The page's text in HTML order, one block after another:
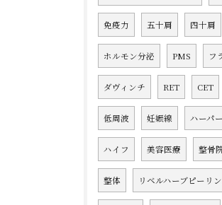
免疫力 五十肩 四十肩
ホルモン分泌 PMS フ
ダヴィンチ RET CET
低周波 妊娠線 ハーパ
ハイフ 美容医療 整骨
整体 リベルハーブピーリ